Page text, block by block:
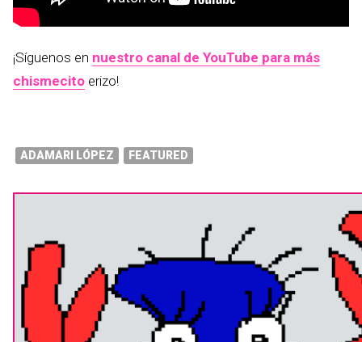
¡Síguenos en nuestro canal de YouTube para más
chismecito erizo!
ADAMARI LÓPEZ FEATURED